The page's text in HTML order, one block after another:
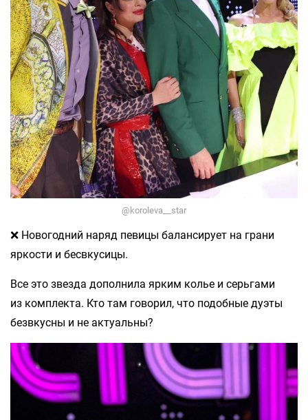
@koroleva__star
❌ Новогодний наряд певицы балансирует на грани
яркости и бесвкусицы.
Все это звезда дополнила ярким колье и серьгами
из комплекта. Кто там говорил, что подобные дуэты
безвкусны и не актуальны?